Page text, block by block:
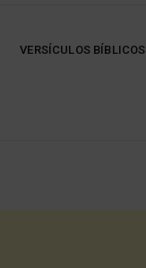
VERSÍCULOS BÍBLICOS